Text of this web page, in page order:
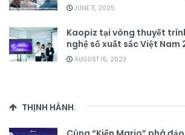
JUNE 11, 2025
Kaopiz tại vòng thuyết
nghệ số xuất sắc Việt Nam
AUGUST 15, 2023
THỊNH HÀNH.